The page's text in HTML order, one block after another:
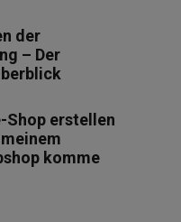
der
– Der
Shop erstellen
komme